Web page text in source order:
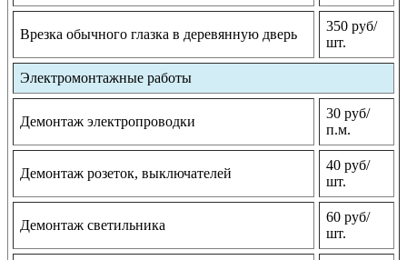
Врезка обычного глазка в деревянную дверь
350 руб/
шт.
Электромонтажные работы
Демонтаж электропроводки
30 руб/
п.м.
Демонтаж розеток, выключателей
40 руб/
шт.
Демонтаж светильника
60 руб/
шт.